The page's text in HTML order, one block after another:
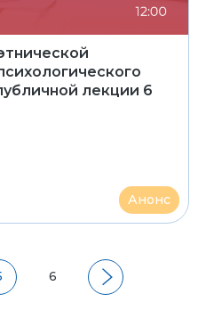
лекции 6
Анонс
6